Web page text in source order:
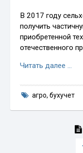
В 2017 году
получить
приобретенной
отечественного
Читать далее …
агро, бухучет